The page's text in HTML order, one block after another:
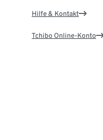
Hilfe & Kontakt
Tchibo Online-Konto